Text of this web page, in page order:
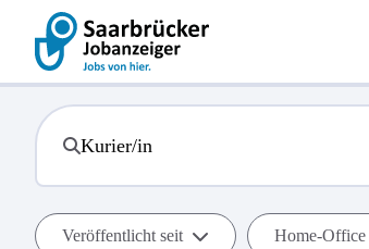
Veröffentlicht seit Home-Office